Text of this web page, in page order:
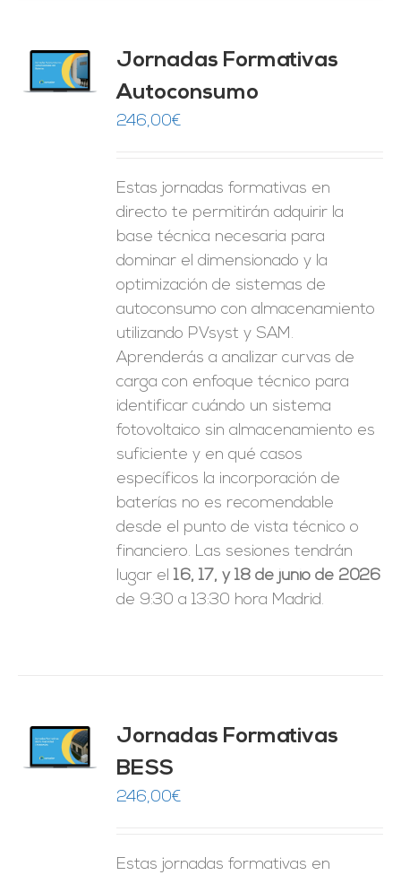
Jornadas Formativas
Autoconsumo
246,00€
Estas jornadas formativas en
directo te permitirán adquirir la
base técnica necesaria para
dominar el dimensionado y la
optimización de sistemas de
autoconsumo con almacenamiento
utilizando PVsyst y SAM.
Aprenderás a analizar curvas de
carga con enfoque técnico para
identificar cuándo un sistema
fotovoltaico sin almacenamiento es
suficiente y en qué casos
específicos la incorporación de
baterías no es recomendable
desde el punto de vista técnico o
financiero. Las sesiones tendrán
lugar el16, 17, y 18 de junio de 2026
de 9:30 a 13:30 hora Madrid.
Jornadas Formativas
BESS
246,00€
Estas jornadas formativas en